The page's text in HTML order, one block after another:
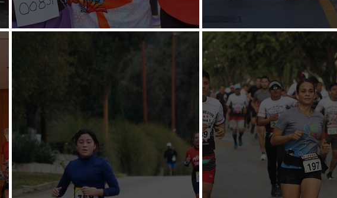
Responden a justa pedestre Llaman a correr el 23